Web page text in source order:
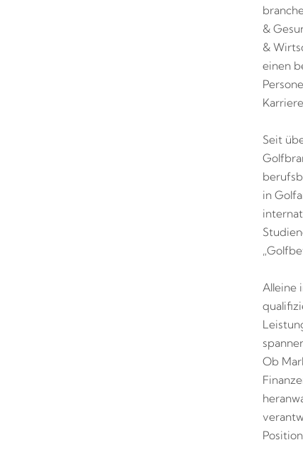
&
&
einen
Seit
in
Alleine
Ob